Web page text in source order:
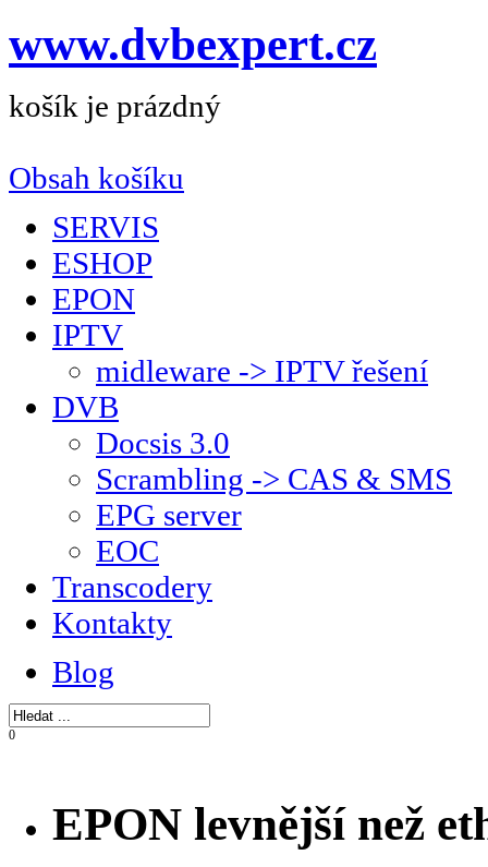
www.dvbexpert.cz
košík je prázdný
Obsah košíku
SERVIS
ESHOP
EPON
IPTV
midleware -> IPTV řešení
DVB
Docsis 3.0
Scrambling -> CAS & SMS
EPG server
EOC
Transcodery
Kontakty
Blog
0
EPON levnější než